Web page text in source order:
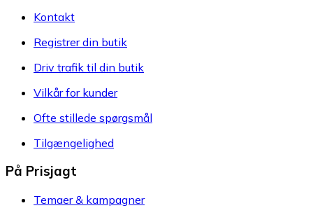
Kontakt
Registrer din butik
Driv trafik til din butik
Vilkår for kunder
Ofte stillede spørgsmål
Tilgængelighed
På Prisjagt
Temaer & kampagner